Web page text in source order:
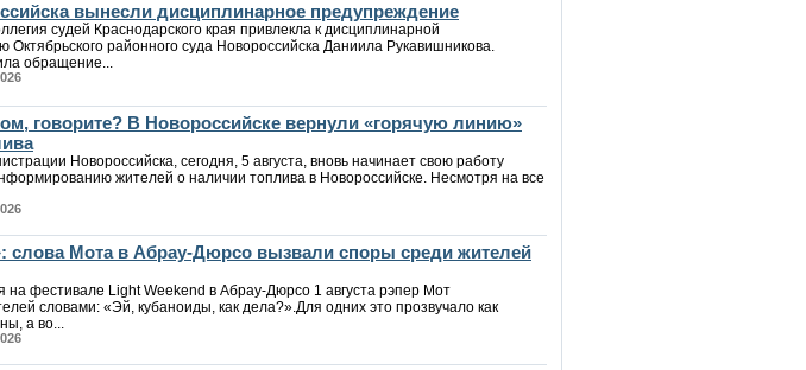
вынесли дисциплинарное предупреждение
судей Краснодарского края привлекла к дисциплинарной
Октябрьского районного суда Новороссийска Даниила Рукавишникова.
обращение...
говорите? В Новороссийске вернули «горячую линию»
Новороссийска, сегодня, 5 августа, вновь начинает свою работу
жителей о наличии топлива в Новороссийске. Несмотря на все
слова Мота в Абрау-Дюрсо вызвали споры среди жителей
на фестивале Light Weekend в Абрау-Дюрсо 1 августа рэпер Мот
словами: «Эй, кубаноиды, как дела?».Для одних это прозвучало как
а во...